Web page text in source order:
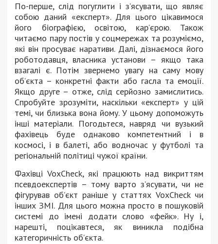
По-перше, слід погуглити і з’ясувати, що являє
собою даний «експерт». Для цього цікавимося
його біографією, освітою, кар’єрою. Також
читаємо пару постів у соцмережах та розуміємо,
які він просуває наративи. Далі, дізнаємося його
роботодавця, власника установи – якщо така
взагалі є. Потім звернемо увагу на саму мову
об’єкта – конкретні факти або гасла та емоції.
Якщо друге – отже, слід серйозно замислитись.
Спробуйте зрозуміти, наскільки «експерт» у цій
темі, чи близька вона йому. У цьому допоможуть
інші матеріали. Погодьтеся, навряд чи вузький
фахівець буде однаково компетентний і в
космосі, і в балеті, або водночас у футболі та
регіональній політиці чужої країни.
Фахівці VoxCheck, які працюють над викриттям
псевдоекспертів – тому варто з’ясувати, чи не
фігурував об’єкт раніше у статтях VoxCheck чи
інших ЗМІ. Для цього можна просто в пошуковій
системі до імені додати слово «фейк». Ну і,
нарешті, поцікавтеся, як виникла подібна
категоричність об’єкта.